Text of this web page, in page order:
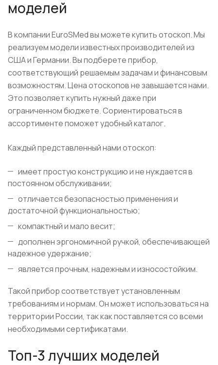
моделей
В компании EuroSMed вы можете купить отоскоп. Мы
реализуем модели известных производителей из
США и Германии. Вы подберете прибор,
соответствующий решаемым задачам и финансовым
возможностям. Цена отоскопов не завышается нами.
Это позволяет купить нужный даже при
ограниченном бюджете. Сориентироваться в
ассортименте поможет удобный каталог.
Каждый представленный нами отоскоп:
имеет простую конструкцию и не нуждается в
постоянном обслуживании;
отличается безопасностью применения и
достаточной функциональностью;
компактный и мало весит;
дополнен эргономичной ручкой, обеспечивающей
надежное удержание;
является прочным, надежным и износостойким.
Такой прибор соответствует установленным
требованиям и нормам. Он может использоваться на
территории России, так как поставляется со всеми
необходимыми сертификатами.
Топ-3 лучших моделей